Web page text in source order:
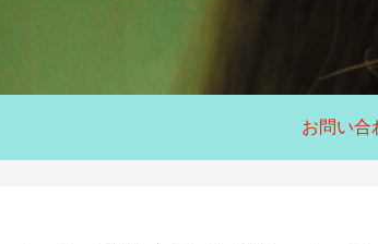
お問い合